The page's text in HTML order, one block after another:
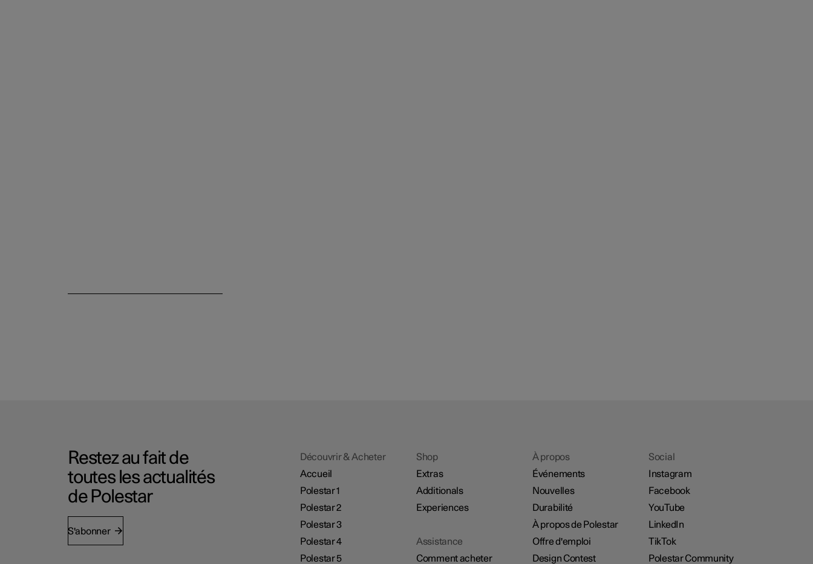
Restez au fait de
toutes les actualités
de Polestar
S'abonner
Découvrir & Acheter
Accueil
Polestar 1
Polestar 2
Polestar 3
Polestar 4
Polestar 5
Shop
Extras
Additionals
Experiences
Assistance
Comment acheter
À propos
Événements
Nouvelles
Durabilité
À propos de Polestar
Offre d'emploi
Design Contest
Social
Instagram
Facebook
YouTube
LinkedIn
TikTok
Polestar Community